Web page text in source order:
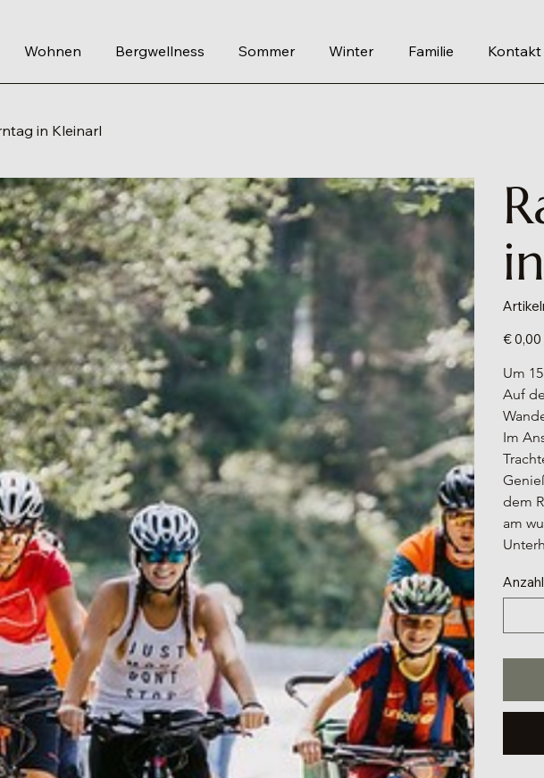
Wohnen Bergwellness Sommer Winter Familie Kontakt
in Kleinarl
Preis
€ 0,00
Um
Auf
Im
dem
am
Anzahl